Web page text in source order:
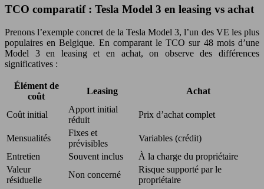
TCO comparatif : Tesla Model 3 en leasing vs achat
Prenons l’exemple concret de la Tesla Model 3, l’un des VE les plus
populaires en Belgique. En comparant le TCO sur 48 mois d’une
Model 3 en leasing et en achat, on observe des différences
significatives :
Élément de
coût
Leasing Achat
Coût initial
Apport initial
réduit
Prix d’achat complet
Mensualités
Fixes et
prévisibles
Variables (crédit)
Entretien
Souvent inclus
À la charge du propriétaire
Valeur
résiduelle
Non concerné
Risque supporté par le
propriétaire